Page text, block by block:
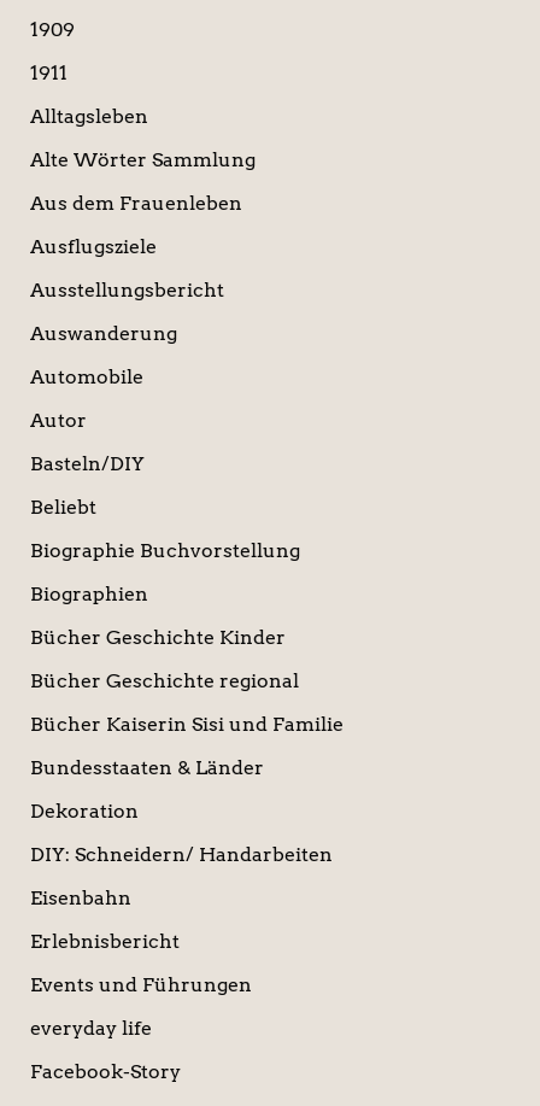
a
h
1909
1911
Alltagsleben
Alte Wörter Sammlung
Aus dem Frauenleben
Ausflugsziele
Ausstellungsbericht
Auswanderung
Automobile
Autor
Basteln/DIY
Beliebt
Biographie Buchvorstellung
Biographien
Bücher Geschichte Kinder
Bücher Geschichte regional
Bücher Kaiserin Sisi und Familie
Bundesstaaten & Länder
Dekoration
DIY: Schneidern/ Handarbeiten
Eisenbahn
Erlebnisbericht
Events und Führungen
everyday life
Facebook-Story